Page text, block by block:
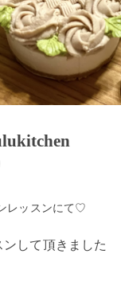
レッスンにて♡
して頂きました